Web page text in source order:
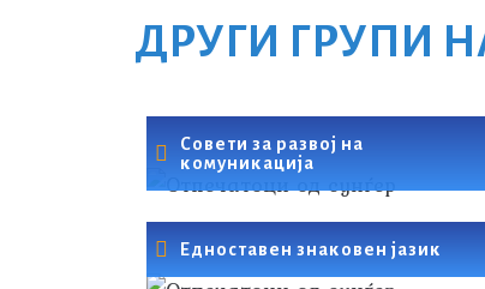
ДРУГИ ГРУПИ
Совети за развој на
комуникација
Едноставен знаковен јазик